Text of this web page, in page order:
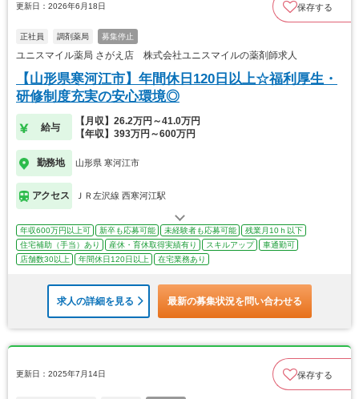
更新日：2026年6月18日 保存する
正社員 調剤薬局 募集停止
ユニスマイル薬局 さがえ店 株式会社ユニスマイルの薬剤師求人
【山形県寒河江市】年間休日120日以上☆福利厚生・
研修制度充実の安心環境◎
給与
【月収】26.2万円～41.0万円
【年収】393万円～600万円
勤務地 山形県 寒河江市
アクセス ＪＲ左沢線 西寒河江駅
年収600万円以上可 新卒も応募可能 未経験者も応募可能
残業月10ｈ以下
住宅補助（手当）あり
産休・育休取得実績有り スキルアップ
車通勤可
店舗数30以上
年間休日120日以上 在宅業務あり
求人の詳細を見る 最新の募集状況を問い合わせる
更新日：2025年7月14日 保存する